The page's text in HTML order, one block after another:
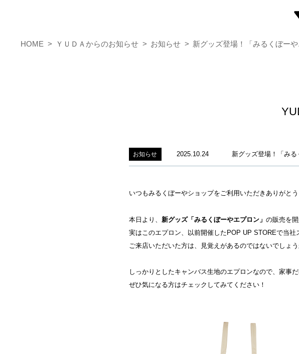
HOME ＹＵＤＡからのお知らせ お知らせ 新グッズ登場！「みるくぼー
お知らせ 2025.10.24 新グッズ登場！「み
いつもみるくぼーやショップをご利用いただきありがとう
本日より、新グッズ「みるくぼーやエプロン」の販売を開
実はこのエプロン、以前開催したPOP UP STOREで当社
ご来店いただいた方は、見覚えがあるのではないでしょう
しっかりとしたキャンバス生地のエプロンなので、家事
ぜひ気になる方はチェックしてみてください！